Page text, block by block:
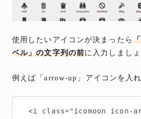
使用したいアイコンが決まったら
ベル」の文字列の前に入力しましょ
例えば「arrow-up」アイコンを入れ
<i class="icomoon icon-